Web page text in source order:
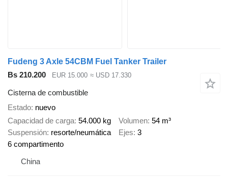
Fudeng 3 Axle 54CBM Fuel Tanker Trailer
Bs 210.200
EUR 15.000 ≈ USD 17.330
Cisterna de combustible
Estado nuevo
Capacidad de carga 54.000 kg Volumen 54 m³
Suspensión resorte/neumática Ejes 3
6 compartimento
China